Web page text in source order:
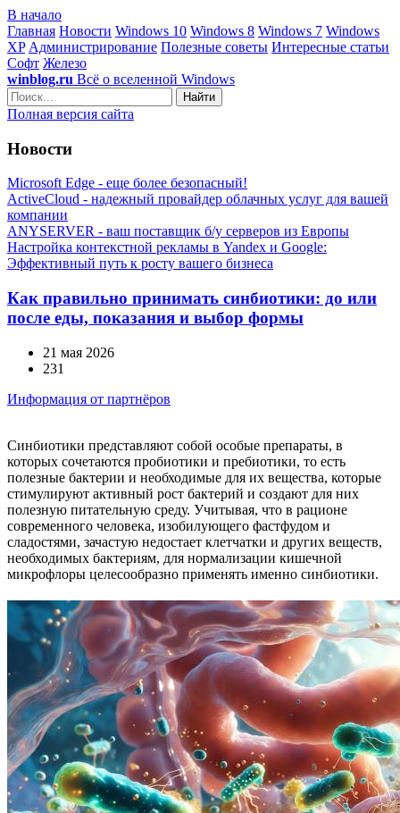
В начало
Главная Новости Windows 10 Windows 8 Windows 7 Windows
XP Администрирование Полезные советы Интересные статьи
Софт Железо
winblog.ru Всё о вселенной Windows
Найти
Полная версия сайта
Новости
Microsoft Edge - еще более безопасный!
ActiveCloud - надежный провайдер облачных услуг для вашей
компании
ANYSERVER - ваш поставщик б/у серверов из Европы
Настройка контекстной рекламы в Yandex и Google:
Эффективный путь к росту вашего бизнеса
Как правильно принимать синбиотики: до или
после еды, показания и выбор формы
21 мая 2026
231
Информация от партнёров
Синбиотики представляют собой особые препараты, в
которых сочетаются пробиотики и пребиотики, то есть
полезные бактерии и необходимые для их вещества, которые
стимулируют активный рост бактерий и создают для них
полезную питательную среду. Учитывая, что в рационе
современного человека, изобилующего фастфудом и
сладостями, зачастую недостает клетчатки и других веществ,
необходимых бактериям, для нормализации кишечной
микрофлоры целесообразно применять именно синбиотики.